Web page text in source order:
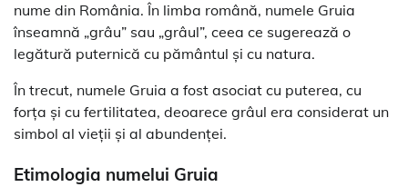
nume din România. În limba română, numele Gruia
înseamnă „grâu” sau „grâul”, ceea ce sugerează o
legătură puternică cu pământul și cu natura.
În trecut, numele Gruia a fost asociat cu puterea, cu
forța și cu fertilitatea, deoarece grâul era considerat un
simbol al vieții și al abundenței.
Etimologia numelui Gruia